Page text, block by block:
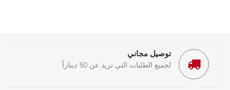
توصيل مجاني
لجميع الطلبات التي تزيد عن 50 ديناراً